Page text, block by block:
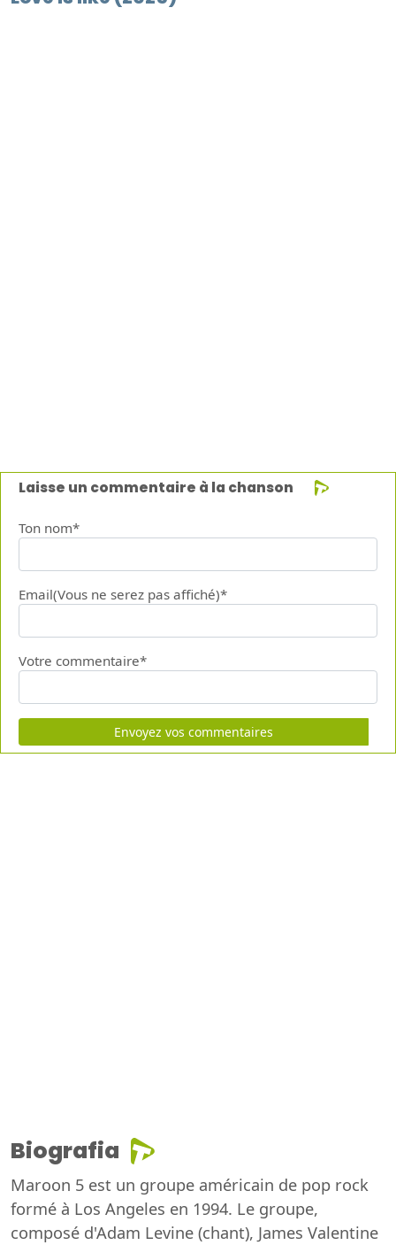
Laisse un commentaire à la chanson
Ton nom*
Email(Vous ne serez pas affiché)*
Votre commentaire*
Envoyez vos commentaires
Biografia
Maroon 5 est un groupe américain de pop rock
formé à Los Angeles en 1994. Le groupe,
composé d'Adam Levine (chant), James Valentine